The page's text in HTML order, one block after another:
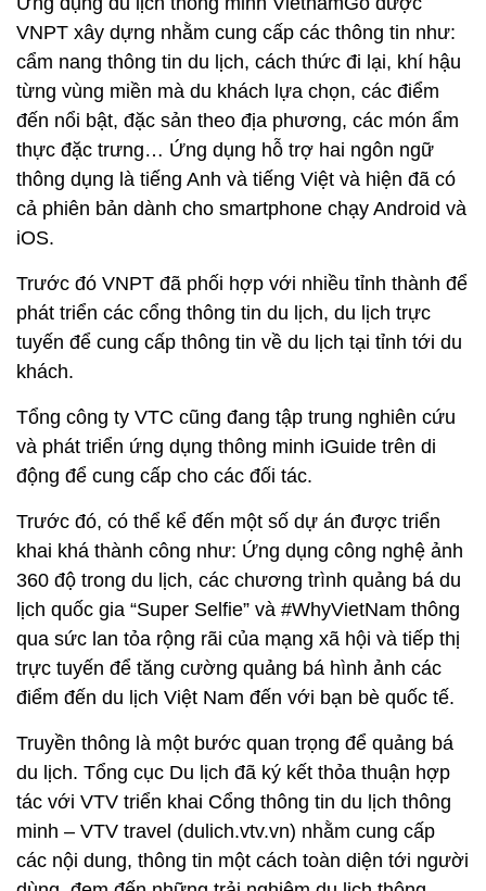
VNPT xây dựng nhằm cung cấp các thông tin như:
cẩm nang thông tin du lịch, cách thức đi lại, khí hậu
từng vùng miền mà du khách lựa chọn, các điểm
đến nổi bật, đặc sản theo địa phương, các món ẩm
thực đặc trưng… Ứng dụng hỗ trợ hai ngôn ngữ
thông dụng là tiếng Anh và tiếng Việt và hiện đã có
cả phiên bản dành cho smartphone chạy Android và
iOS.
Trước đó VNPT đã phối hợp với nhiều tỉnh thành để
phát triển các cổng thông tin du lịch, du lịch trực
tuyến để cung cấp thông tin về du lịch tại tỉnh tới du
khách.
Tổng công ty VTC cũng đang tập trung nghiên cứu
và phát triển ứng dụng thông minh iGuide trên di
động để cung cấp cho các đối tác.
Trước đó, có thể kể đến một số dự án được triển
khai khá thành công như: Ứng dụng công nghệ ảnh
360 độ trong du lịch, các chương trình quảng bá du
lịch quốc gia “Super Selfie” và #WhyVietNam thông
qua sức lan tỏa rộng rãi của mạng xã hội và tiếp thị
trực tuyến để tăng cường quảng bá hình ảnh các
điểm đến du lịch Việt Nam đến với bạn bè quốc tế.
Truyền thông là một bước quan trọng để quảng bá
du lịch. Tổng cục Du lịch đã ký kết thỏa thuận hợp
tác với VTV triển khai Cổng thông tin du lịch thông
minh – VTV travel (dulich.vtv.vn) nhằm cung cấp
các nội dung, thông tin một cách toàn diện tới người